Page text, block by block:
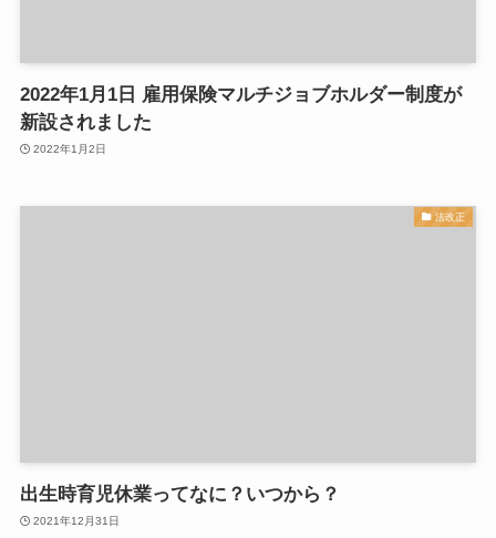
2022年1月1日 雇用保険マルチジョブホルダー制度が
新設されました
2022年1月2日
法改正
出生時育児休業ってなに？いつから？
2021年12月31日